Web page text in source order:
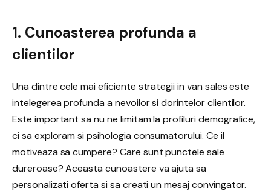
1. Cunoasterea profunda a
clientilor
Una dintre cele mai eficiente strategii in van sales este
intelegerea profunda a nevoilor si dorintelor clientilor.
Este important sa nu ne limitam la profiluri demografice,
ci sa exploram si psihologia consumatorului. Ce il
motiveaza sa cumpere? Care sunt punctele sale
dureroase? Aceasta cunoastere va ajuta sa
personalizati oferta si sa creati un mesaj convingator.